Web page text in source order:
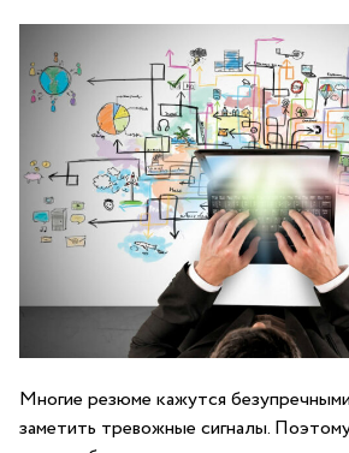
Многие резюме кажутся
заметить тревожные сигналы.